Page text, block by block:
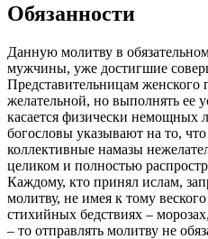
Обязанности
Данную молитву в
мужчины, уже достигшие
Представительницам женского
желательной, но выполнять ее
касается физически
богословы указывают на то,
коллективные намазы
целиком и полностью
Каждому, кто принял ислам,
молитву, не имея к тому
стихийных бедствиях –
– то отправлять молитву не